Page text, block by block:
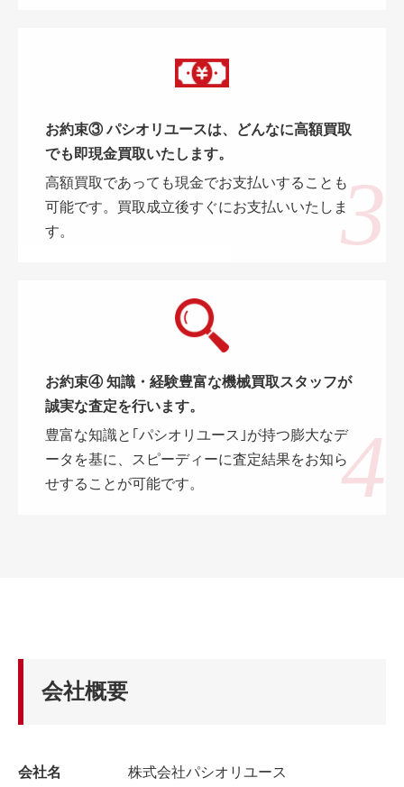
お約束③ パシオリユースは、どんなに高額買取
でも即現金買取いたします。
高額買取であっても現金でお支払いすることも
可能です。買取成立後すぐにお支払いいたしま
す。
お約束④ 知識・経験豊富な機械買取スタッフが
誠実な査定を行います。
豊富な知識と｢パシオリユース｣が持つ膨大なデ
ータを基に、スピーディーに査定結果をお知ら
せすることが可能です。
会社概要
会社名 株式会社パシオリユース